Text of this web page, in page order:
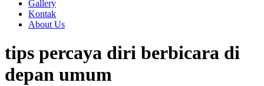
Gallery
Kontak
About Us
tips percaya diri berbicara di
depan umum